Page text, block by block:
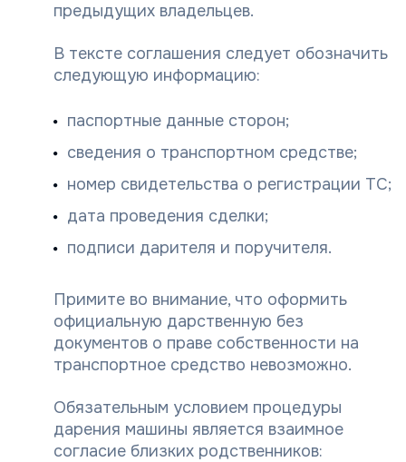
предыдущих владельцев.
В тексте соглашения следует обозначить
следующую информацию:
паспортные данные сторон;
сведения о транспортном средстве;
номер свидетельства о регистрации ТС;
дата проведения сделки;
подписи дарителя и поручителя.
Примите во внимание, что оформить
официальную дарственную без
документов о праве собственности на
транспортное средство невозможно.
Обязательным условием процедуры
дарения машины является взаимное
согласие близких родственников: